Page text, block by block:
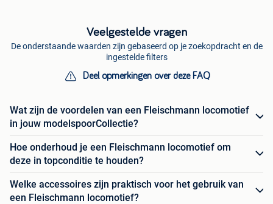
Veelgestelde vragen
De onderstaande waarden zijn gebaseerd op je zoekopdracht en de
ingestelde filters
Deel opmerkingen over deze FAQ
Wat zijn de voordelen van een Fleischmann locomotief
in jouw modelspoorCollectie?
Hoe onderhoud je een Fleischmann locomotief om
deze in topconditie te houden?
Welke accessoires zijn praktisch voor het gebruik van
een Fleischmann locomotief?